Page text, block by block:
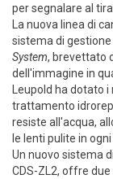
per segnalare al
La nuova linea di
sistema di gestione
System, brevettato
dell'immagine in
Leupold ha dotato
trattamento
resiste all'acqua,
le lenti pulite in
Un nuovo sistema
CDS-ZL2, offre